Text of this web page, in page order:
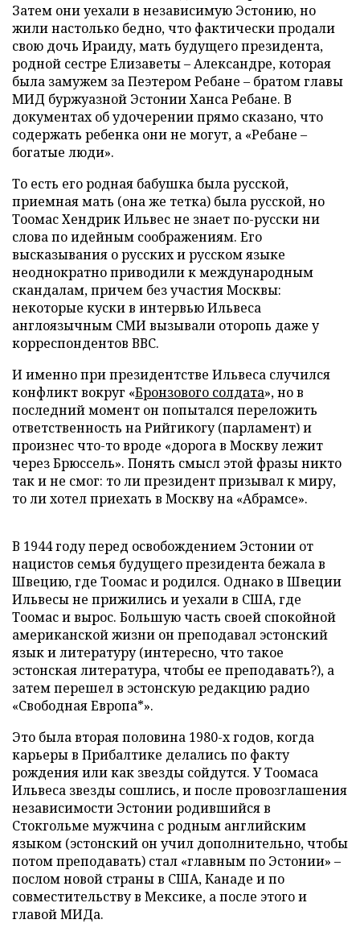
Затем они уехали в независимую Эстонию, но
жили настолько бедно, что фактически продали
свою дочь Ираиду, мать будущего президента,
родной сестре Елизаветы – Александре, которая
была замужем за Пеэтером Ребане – братом главы
МИД буржуазной Эстонии Ханса Ребане. В
документах об удочерении прямо сказано, что
содержать ребенка они не могут, а «Ребане –
богатые люди».
То есть его родная бабушка была русской,
приемная мать (она же тетка) была русской, но
Тоомас Хендрик Ильвес не знает по-русски ни
слова по идейным соображениям. Его
высказывания о русских и русском языке
неоднократно приводили к международным
скандалам, причем без участия Москвы:
некоторые куски в интервью Ильвеса
англоязычным СМИ вызывали оторопь даже у
корреспондентов ВВС.
И именно при президентстве Ильвеса случился
конфликт вокруг «Бронзового солдата», но в
последний момент он попытался переложить
ответственность на Рийгикогу (парламент) и
произнес что-то вроде «дорога в Москву лежит
через Брюссель». Понять смысл этой фразы никто
так и не смог: то ли президент призывал к миру,
то ли хотел приехать в Москву на «Абрамсе».
В 1944 году перед освобождением Эстонии от
нацистов семья будущего президента бежала в
Швецию, где Тоомас и родился. Однако в Швеции
Ильвесы не прижились и уехали в США, где
Тоомас и вырос. Большую часть своей спокойной
американской жизни он преподавал эстонский
язык и литературу (интересно, что такое
эстонская литература, чтобы ее преподавать?), а
затем перешел в эстонскую редакцию радио
«Свободная Европа*».
Это была вторая половина 1980-х годов, когда
карьеры в Прибалтике делались по факту
рождения или как звезды сойдутся. У Тоомаса
Ильвеса звезды сошлись, и после провозглашения
независимости Эстонии родившийся в
Стокгольме мужчина с родным английским
языком (эстонский он учил дополнительно, чтобы
потом преподавать) стал «главным по Эстонии» –
послом новой страны в США, Канаде и по
совместительству в Мексике, а после этого и
главой МИДа.